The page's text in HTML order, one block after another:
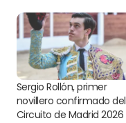
Sergio Rollón, primer
novillero confirmado del
Circuito de Madrid 2026